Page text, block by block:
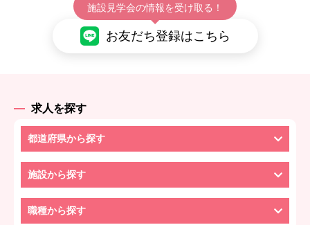
施設見学会の情報を受け取る！
お友だち登録はこちら
求人を探す
都道府県から探す
施設から探す
職種から探す